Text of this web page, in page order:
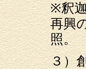
※釈
再興
照。
３）